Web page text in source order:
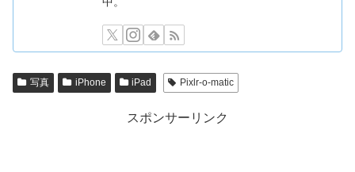
写真 iPhone iPad Pixlr-o-matic
スポンサーリンク